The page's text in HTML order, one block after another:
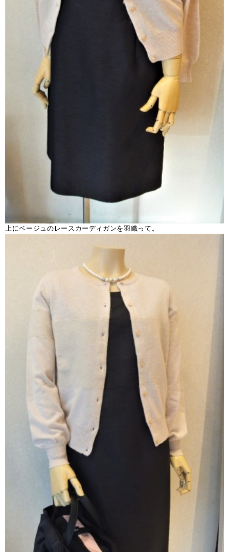
上にベージュのレースカーディガンを羽織って。